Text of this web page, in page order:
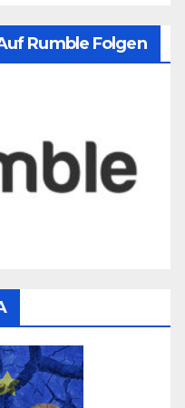
Rumble Folgen